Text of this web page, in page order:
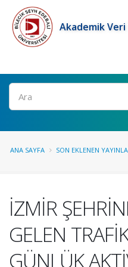
Akademik
Ara
ANA SAYFA SON EKLENEN
İZMİR
GELEN
GÜNLÜK